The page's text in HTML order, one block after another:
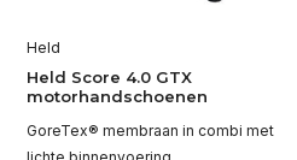
Held
Held Score 4.0 GTX
motorhandschoenen
GoreTex® membraan in combi met